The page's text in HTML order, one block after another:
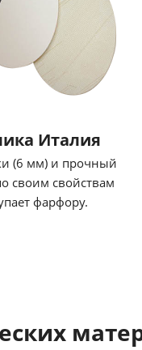
Италия
(6 мм) и прочный
своим свойствам
фарфору.